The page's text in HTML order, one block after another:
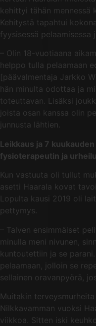
kehittyi tähän mennessä
Kehitystä tapahtui
fyysisessä pelaamisessa
– Olin 18-vuotiaana
helppo tulla pelaamaan
[päävalmentaja Jarkko
hän minulta odottaa ja
toteuttavan. Lisäksi
joista osan kanssa olin
junnusta lähtien.
Leikkaus ja 7
fysioterapeutin ja
Kun vastuuta oli tullut
asetti Haarala kovat
Lopulta kausi 2019 oli
pettymys.
– Talven ensimmäiset
minulla meni nivunen,
kuntoutettiin ja se
pelaamaan, jolloin se
sellainen oravanpyörä,
Muitakin
Nilkkavamman vuoksi
viikkoa. Sitten iski